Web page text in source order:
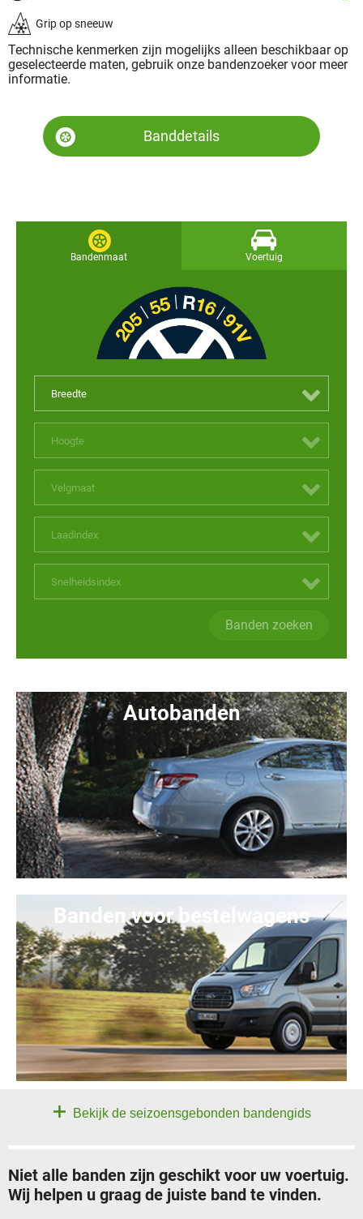
Grip op sneeuw
Technische kenmerken zijn mogelijks alleen beschikbaar op
geselecteerde maten, gebruik onze bandenzoeker voor meer
informatie.
Banddetails
Bandenmaat Voertuig
Breedte
Hoogte
Velgmaat
Laadindex
Snelheidsindex
Banden zoeken
Autobanden
Banden voor bestelwagens
Bekijk de seizoensgebonden bandengids
Niet alle banden zijn geschikt voor uw voertuig.
Wij helpen u graag de juiste band te vinden.